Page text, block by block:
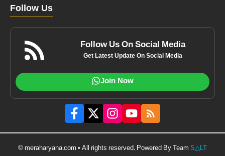
Follow Us
Follow Us On Social Media
Get Latest Update On Social Media
Join Now
© meraharyana.com • All rights reserved. Powered By Team S△LT